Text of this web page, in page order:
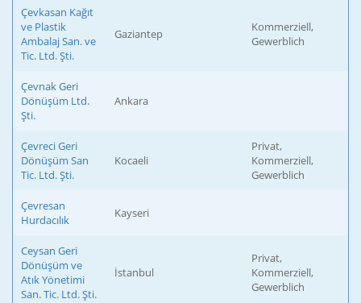
Çevkasan Kağıt
ve Plastik
Ambalaj San. ve
Tic. Ltd. Şti.
Gaziantep
Kommerziell,
Gewerblich
Çevnak Geri
Dönüşüm Ltd.
Şti.
Ankara
Çevreci Geri
Dönüşüm San
Tic. Ltd. Şti.
Kocaeli
Privat,
Kommerziell,
Gewerblich
Çevresan
Hurdacılık
Kayseri
Ceysan Geri
Dönüşüm ve
Atık Yönetimi
San. Tic. Ltd. Şti.
İstanbul
Privat,
Kommerziell,
Gewerblich